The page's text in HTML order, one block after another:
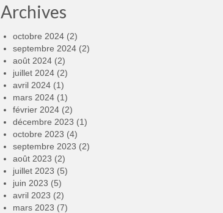
Archives
octobre 2024(2)
septembre 2024(2)
août 2024(2)
juillet 2024(2)
avril 2024(1)
mars 2024(1)
février 2024(2)
décembre 2023 (1)
octobre 2023 (4)
septembre 2023 (2)
août 2023 (2)
juillet 2023 (5)
juin 2023 (5)
avril 2023 (2)
mars 2023 (7)